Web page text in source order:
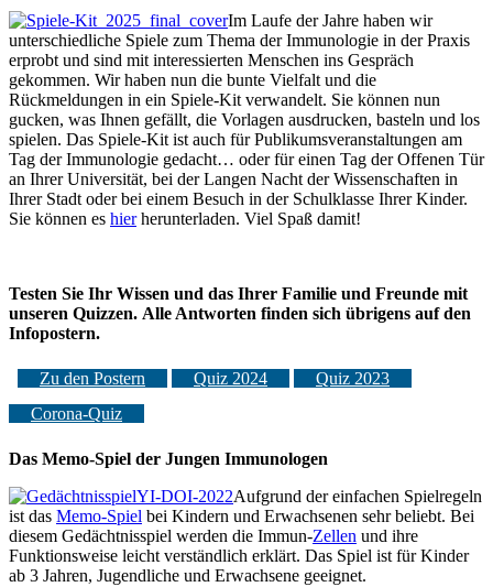
Im Laufe der Jahre haben wir
unterschiedliche Spiele zum Thema der Immunologie in der Praxis
erprobt und sind mit interessierten Menschen ins Gespräch
gekommen. Wir haben nun die bunte Vielfalt und die
Rückmeldungen in ein Spiele-Kit verwandelt. Sie können nun
gucken, was Ihnen gefällt, die Vorlagen ausdrucken, basteln und los
spielen. Das Spiele-Kit ist auch für Publikumsveranstaltungen am
Tag der Immunologie gedacht… oder für einen Tag der Offenen Tür
an Ihrer Universität, bei der Langen Nacht der Wissenschaften in
Ihrer Stadt oder bei einem Besuch in der Schulklasse Ihrer Kinder.
Sie können es hierherunterladen. Viel Spaß damit!
Testen Sie Ihr Wissen und das Ihrer Familie und Freunde mit
unseren Quizzen. Alle Antworten finden sich übrigens auf den
Infopostern.
Zu den Postern Quiz 2024
Quiz 2023
Corona-Quiz
Das Memo-Spiel der Jungen Immunologen
Aufgrund der einfachen Spielregeln
ist das Memo-Spiel bei Kindern und Erwachsenen sehr beliebt. Bei
diesem Gedächtnisspiel werden die Immun-Zellen und ihre
Funktionsweise leicht verständlich erklärt. Das Spiel ist für Kinder
ab 3 Jahren, Jugendliche und Erwachsene geeignet.